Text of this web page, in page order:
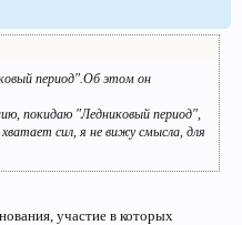
— это выглядит, как
(нет такого слова в
а «волнующе» или «меня
Нечего калечить нам
между номерами настоящих
период".Об этом он
покидаю "Ледниковый период",
сил, я не вижу смысла, для
участие в которых